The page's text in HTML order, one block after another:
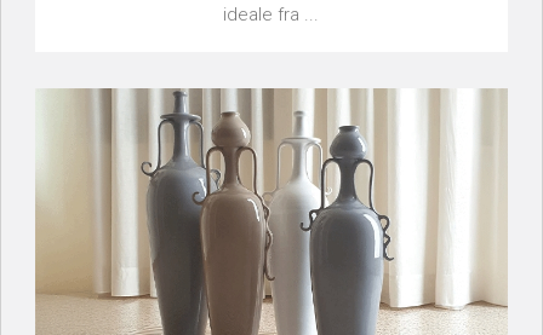
ideale fra ...